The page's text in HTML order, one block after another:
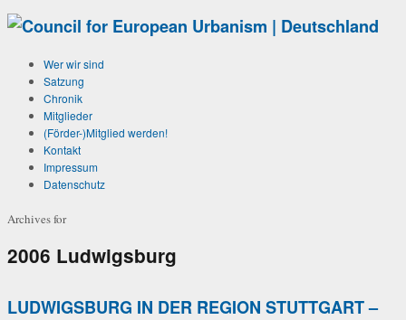
Wer wir sind
Satzung
Chronik
Mitglieder
(Förder-)Mitglied werden!
Kontakt
Impressum
Datenschutz
Archives for
2006 Ludwigsburg
LUDWIGSBURG IN DER REGION STUTTGART –